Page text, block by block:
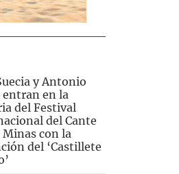
y Antonio
entran en la
del Festival
del Cante
Minas con la
del ‘Castillete